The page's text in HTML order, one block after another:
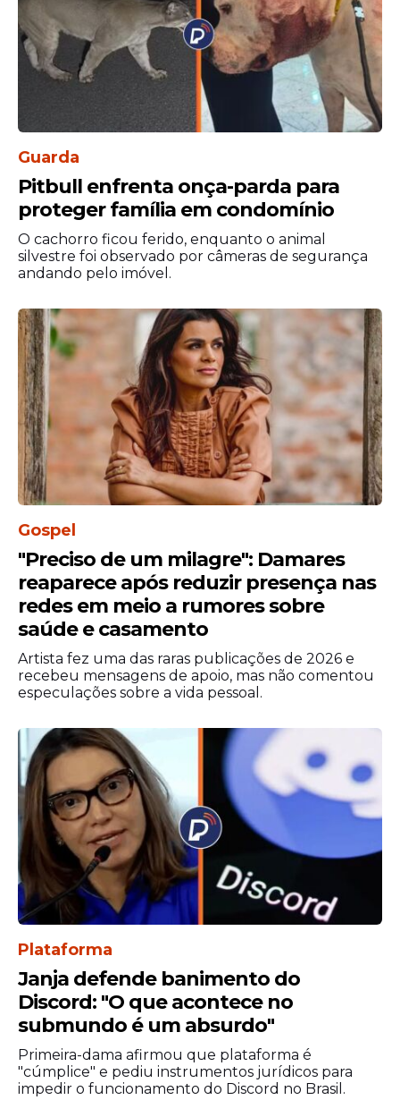
Também diz que DF reiterou o
compromisso de promover medidas de
ajuste fiscal para viabilizar o pagamento do
empréstimo. Já a União se comprometeu a
viabilizar, a partir da homologação do
acordo, no âmbito do Programa de
Reestruturação e Ajuste Fiscal (PAF), os
limites necessários para que a operação
ocorra.
As partes concordaram que, em eventual
Master, eles serão"prioritariamente
direcionados à liquidação da operação de
crédito"
dinheirono BRB e cobrir o rombo deixado
pelo Master na instituição. O FGC resistia a
União e sem a participação de outros
bancos.
Empréstimo de 15 anos
A governadora do Distrito Federal, Celina
Leão (PP), disse que o empréstimo junto ao
Guarda
Pitbull enfrenta onça-parda para
proteger família em condomínio
O cachorro ficou ferido, enquanto o animal
silvestre foi observado por câmeras de segurança
andando pelo imóvel.
Gospel
"Preciso de um milagre": Damares
reaparece após reduzir presença nas
redes em meio a rumores sobre
saúde e casamento
Artista fez uma das raras publicações de 2026 e
recebeu mensagens de apoio, mas não comentou
especulações sobre a vida pessoal.
Plataforma
Janja defende banimento do
Discord: "O que acontece no
submundo é um absurdo"
Primeira-dama afirmou que plataforma é
"cúmplice" e pediu instrumentos jurídicos para
impedir o funcionamento do Discord no Brasil.